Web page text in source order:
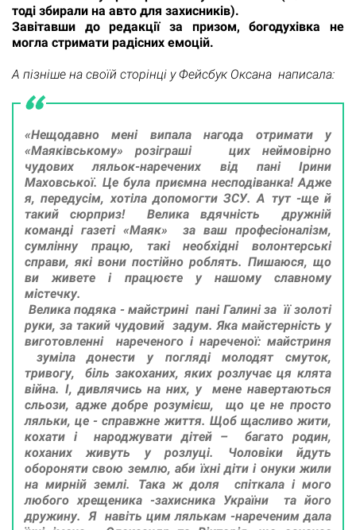
тоді збирали на авто для захисників).
Завітавши до редакції за призом, богодухівка не
могла стримати радісних емоцій.
А пізніше на своїй сторінці у Фейсбук Оксана написала:
«Нещодавно мені випала нагода отримати у
«Маяківському» розіграші цих неймовірно
чудових ляльок-наречених від пані Ірини
Маховської. Це була приємна несподіванка! Адже
я, передусім, хотіла допомогти ЗСУ. А тут -ще й
такий сюрприз! Велика вдячність дружній
команді газеті «Маяк» за ваш професіоналізм,
сумлінну працю, такі необхідні волонтерські
справи, які вони постійно роблять. Пишаюся, що
ви живете і працюєте у нашому славному
містечку.
Велика подяка - майстрині пані Галині за її золоті
руки, за такий чудовий задум. Яка майстерність у
виготовленні нареченого і нареченої: майстриня
зуміла донести у погляді молодят смуток,
тривогу, біль закоханих, яких розлучає ця клята
війна. І, дивлячись на них, у мене навертаються
сльози, адже добре розумієш, що це не просто
ляльки, це - справжне життя. Щоб щасливо жити,
кохати і народжувати дітей – багато родин,
коханих живуть у розлуці. Чоловіки йдуть
обороняти свою землю, аби їхні діти і онуки жили
на мирній землі. Така ж доля спіткала і мого
любого хрещеника -захисника України та його
дружину. Я навіть цим лялькам -нареченим дала